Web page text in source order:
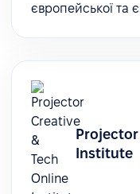
європейської та
Institute